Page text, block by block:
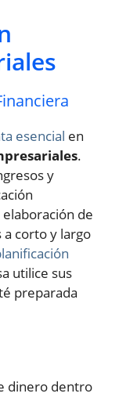
esencial en
.
y
de
a corto y largo
utilice sus
preparada
dinero dentro